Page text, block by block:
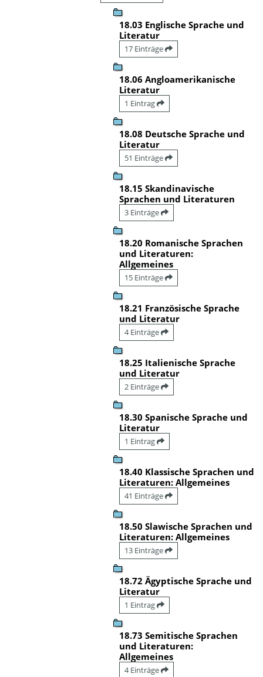
18.03 Englische Sprache und
Literatur
17 Einträge
18.06 Angloamerikanische
Literatur
1 Eintrag
18.08 Deutsche Sprache und
Literatur
51 Einträge
18.15 Skandinavische
Sprachen und Literaturen
3 Einträge
18.20 Romanische Sprachen
und Literaturen:
Allgemeines
15 Einträge
18.21 Französische Sprache
und Literatur
4 Einträge
18.25 Italienische Sprache
und Literatur
2 Einträge
18.30 Spanische Sprache und
Literatur
1 Eintrag
18.40 Klassische Sprachen und
Literaturen: Allgemeines
41 Einträge
18.50 Slawische Sprachen und
Literaturen: Allgemeines
13 Einträge
18.72 Ägyptische Sprache und
Literatur
1 Eintrag
18.73 Semitische Sprachen
und Literaturen:
Allgemeines
4 Einträge